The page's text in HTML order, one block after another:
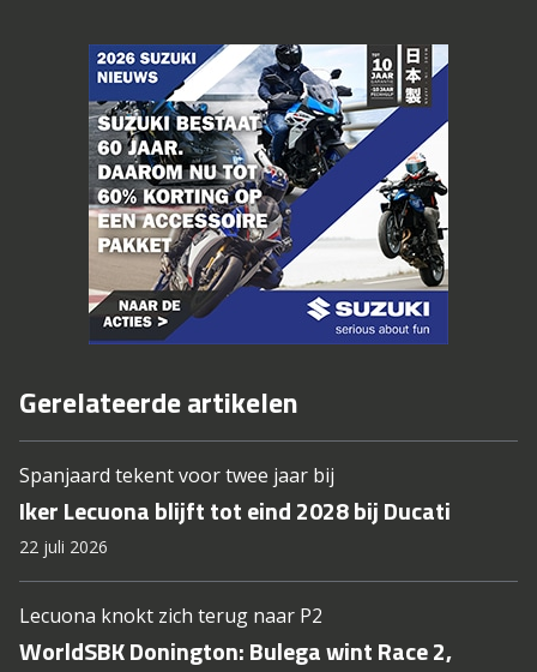
Gerelateerde artikelen
Spanjaard tekent voor twee jaar bij
Iker Lecuona blijft tot eind 2028 bij Ducati
22 juli 2026
Lecuona knokt zich terug naar P2
WorldSBK Donington: Bulega wint Race 2,